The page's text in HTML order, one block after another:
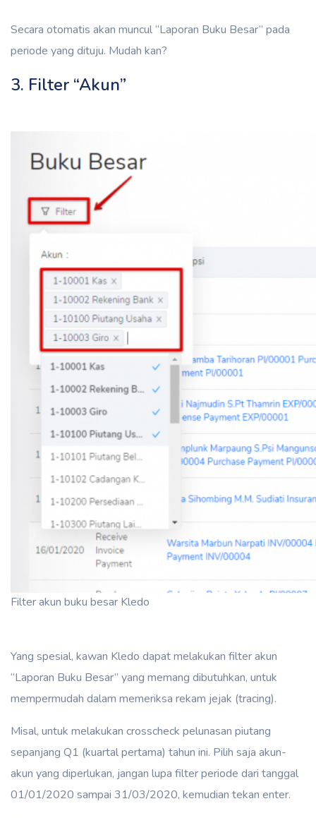
Secara otomatis akan muncul “Laporan Buku Besar” pada
periode yang dituju. Mudah kan?
3. Filter “Akun”
Filter akun buku besar Kledo
Yang spesial, kawan Kledo dapat melakukan filter akun
“Laporan Buku Besar” yang memang dibutuhkan, untuk
mempermudah dalam memeriksa rekam jejak (tracing).
Misal, untuk melakukan crosscheck pelunasan piutang
sepanjang Q1 (kuartal pertama) tahun ini. Pilih saja akun-
akun yang diperlukan, jangan lupa filter periode dari tanggal
01/01/2020 sampai 31/03/2020, kemudian tekan enter.